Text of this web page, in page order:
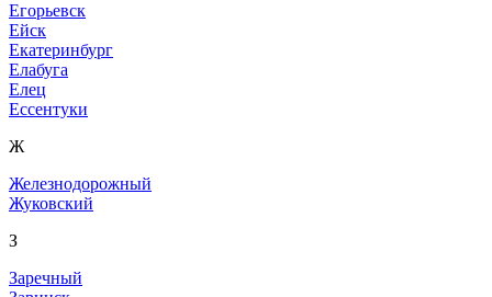
Егорьевск
Ейск
Екатеринбург
Елабуга
Елец
Ессентуки
Ж
Железнодорожный
Жуковский
З
Заречный